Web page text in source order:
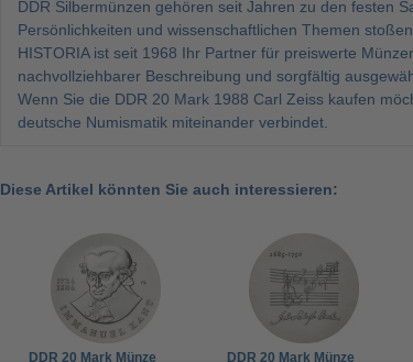
DDR Silbermünzen gehören seit Jahren zu den festen
Persönlichkeiten und wissenschaftlichen Themen
HISTORIA ist seit 1968 Ihr Partner für preiswerte
nachvollziehbarer Beschreibung und sorgfältig
Wenn Sie die DDR 20 Mark 1988 Carl Zeiss kaufen
deutsche Numismatik miteinander verbindet.
Diese Artikel könnten Sie auch interessieren:
DDR 20 Mark Münze DDR 20 Mark Münze